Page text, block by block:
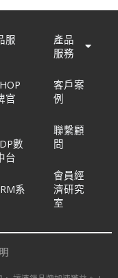
服
官
數
台
系
產品
服務
客戶案
例
聯繫顧
問
會員經
濟研究
室